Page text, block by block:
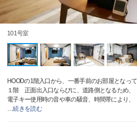
101号室
HOODの1階入口から、一番手前のお部屋となって
１階 正面出入口ならびに、道路側となるため、
電子キー使用時の音や車の騒音、時間帯により、
…続きを読む